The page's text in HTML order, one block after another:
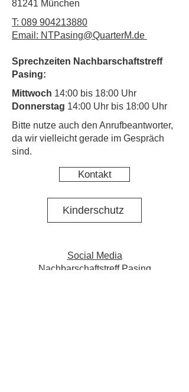
81241 München
T: 089 904213880
Email: NTPasing@QuarterM.de
Sprechzeiten Nachbarschaftstreff
Pasing:
Mittwoch 14:00 bis 18:00 Uhr
Donnerstag 14:00 Uhr bis 18:00 Uhr
​Bitte nutze auch den Anrufbeantworter,
da wir vielleicht gerade im Gespräch
sind.
Kontakt
Kinderschutz
Social Media
Nachbarschaftstreff Pasing